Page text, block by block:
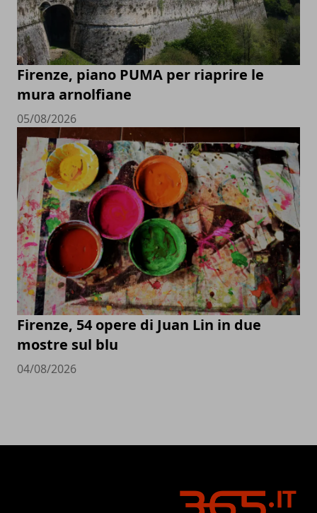
Firenze, piano PUMA per riaprire le
mura arnolfiane
05/08/2026
Firenze, 54 opere di Juan Lin in due
mostre sul blu
04/08/2026